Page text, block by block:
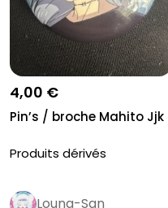
4,00 €
Pin’s / broche Mahito Jjk
Produits dérivés
Louna-San